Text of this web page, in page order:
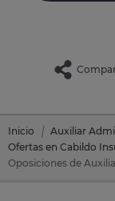
Inicio
Auxiliar
Ofertas en Cabildo